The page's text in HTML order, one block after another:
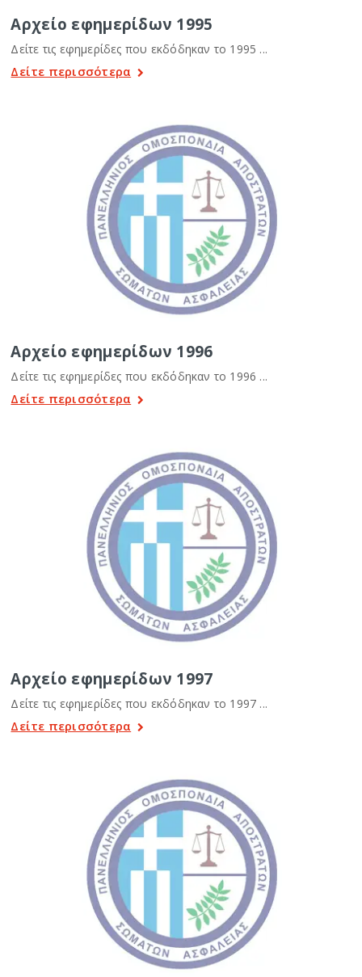
Αρχείο εφημερίδων 1995
Δείτε τις εφημερίδες που εκδόδηκαν το 1995 ...
Δείτε περισσότερα
Αρχείο εφημερίδων 1996
Δείτε τις εφημερίδες που εκδόδηκαν το 1996 ...
Δείτε περισσότερα
Αρχείο εφημερίδων 1997
Δείτε τις εφημερίδες που εκδόδηκαν το 1997 ...
Δείτε περισσότερα